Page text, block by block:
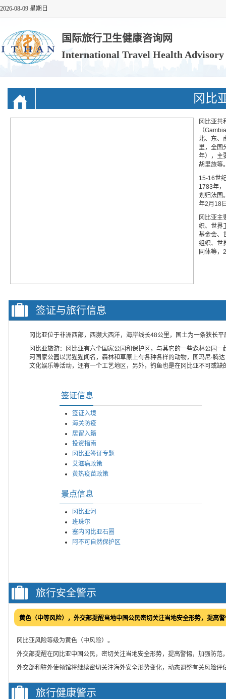
2026-08-09 星期日
国际旅行卫生健康咨询网
International Travel Health
冈比
冈比亚共
（
北、东、
里，全国
年），主
胡里族等
15-16世
1783年
划归法国
年2月18
冈比亚主
织、世界
基金会、
组织、世
同体等，
签证与旅行信息
冈比亚位于非洲西部，西濒大西洋，海岸线长48公里，国土为一条狭长
冈比亚旅游：冈比亚有六个国家公园和保护区，与其它的一些森林公园
河国家公园以黑猩猩闻名，森林和草原上有各种各样的动物，图玛尼·腾
文化娱乐等活动，还有一个工艺地区，另外，钓鱼也是在冈比亚不可或缺
签证信息
签证入境
海关防疫
居留入籍
投资指南
冈比亚签证专题
艾滋病政策
黄热疫苗政策
景点信息
冈比亚河
班珠尔
塞内冈比亚石圈
阿不可自然保护区
旅行安全警示
黄色（中等风险），外交部提醒当地中国公民密切关注当地安全形势，提高
冈比亚风险等级为黄色（中风险）。
外交部提醒在冈比亚中国公民，密切关注当地安全形势，提高警惕，加强防
外交部和驻外使领馆将继续密切关注海外安全形势变化，动态调整有关风险
旅行健康警示